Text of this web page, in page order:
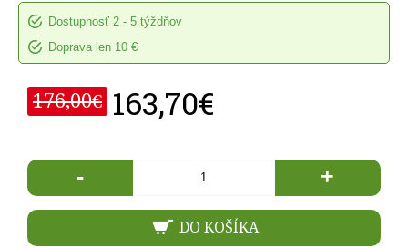
Dostupnosť 2 - 5 týždňov
Doprava len 10 €
176,00€ 163,70€
- +
DO KOŠÍKA